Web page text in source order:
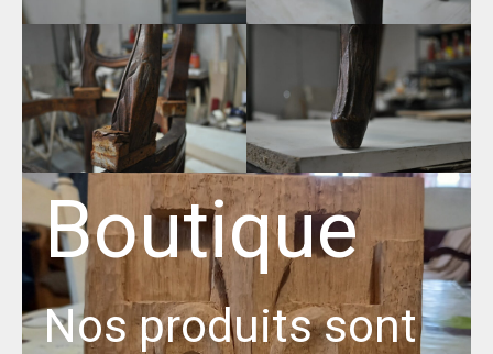
Boutique
Nos produits sont